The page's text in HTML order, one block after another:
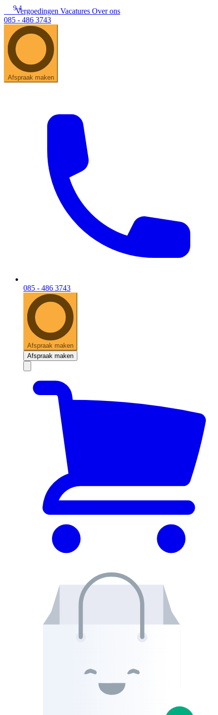
9.4
Vergoedingen Vacatures Over ons
085 - 486 3743
Afspraak maken
085 - 486 3743
Afspraak maken
Afspraak maken